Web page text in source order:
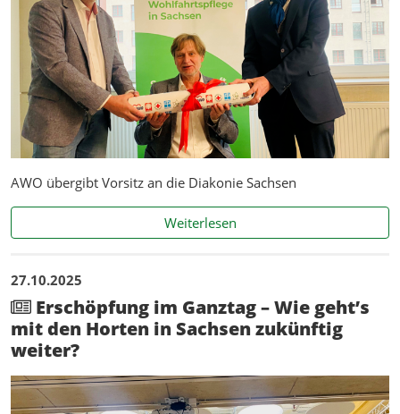
AWO übergibt Vorsitz an die Diakonie Sachsen
WeiterlesenPressemitteilung der Liga
27.10.2025
Erschöpfung im Ganztag – Wie geht’s
mit den Horten in Sachsen zukünftig
weiter?